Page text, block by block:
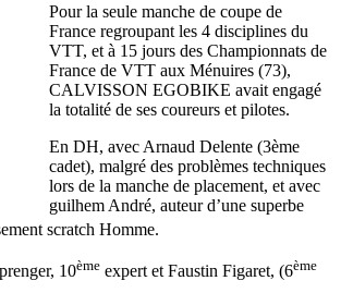
Pour la seule manche de coupe de
France regroupant les 4 disciplines du
VTT, et à 15 jours des Championnats de
France de VTT aux Ménuires (73),
CALVISSON EGOBIKE avait engagé
la totalité de ses coureurs et pilotes.
En DH, avec Arnaud Delente (3ème
cadet), malgré des problèmes techniques
lors de la manche de placement, et avec
guilhem André, auteur d’une superbe
scratch Homme.
10ème expert et Faustin Figaret, (6ème